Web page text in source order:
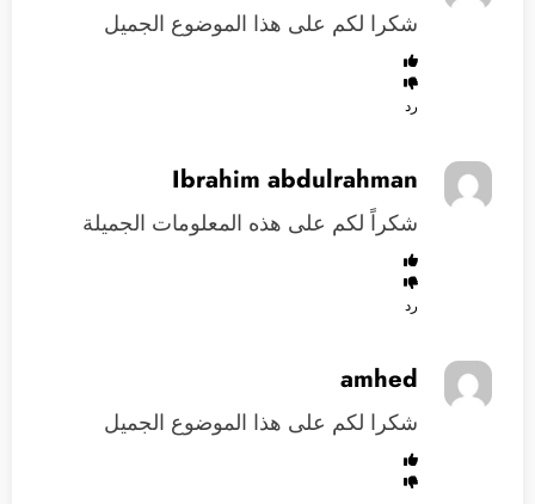
شكرا لكم على هذا الموضوع الجميل
رد
Ibrahim abdulrahman
شكراً لكم على هذه المعلومات الجميلة
رد
amhed
شكرا لكم على هذا الموضوع الجميل